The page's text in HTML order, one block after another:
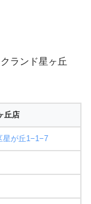
ランド星ヶ丘
丘店
星が丘1−1−7